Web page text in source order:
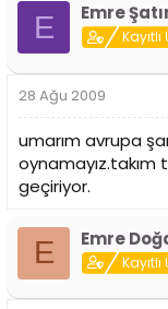
E Emre
Kayıtlı
28 Ağu 2009
umarım avrupa
geçiriyor.
E Emre
Kayıtlı